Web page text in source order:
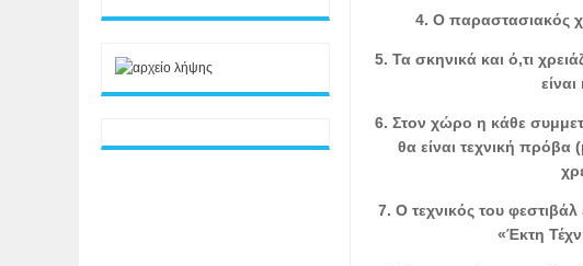
4. Ο παραστασιακός
5. Τα σκηνικά και ό,τι
6. Στον χώρο η κάθε
θα είναι τεχνική
7. Ο τεχνικός του
«Έκτη